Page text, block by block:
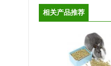
相关产品推荐